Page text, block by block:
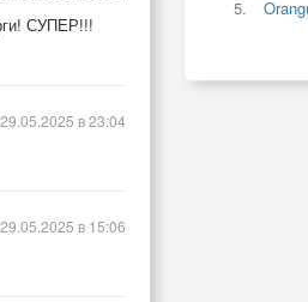
СУПЕР!!!
29.05.2025 в 23:04
29.05.2025 в 15:06